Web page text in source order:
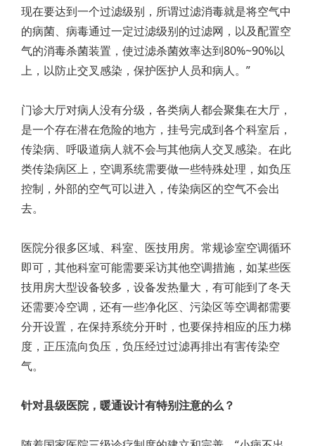
现在要达到一个过滤级别，所谓过滤消毒就是将空气中
的病菌、病毒通过一定过滤级别的过滤网，以及配置空
气的消毒杀菌装置，使过滤杀菌效率达到80%~90%以
上，以防止交叉感染，保护医护人员和病人。”
门诊大厅对病人没有分级，各类病人都会聚集在大厅，
是一个存在潜在危险的地方，挂号完成到各个科室后，
传染病、呼吸道病人就不会与其他病人交叉感染。在此
类传染病区上，空调系统需要做一些特殊处理，如负压
控制，外部的空气可以进入，传染病区的空气不会出
去。
医院分很多区域、科室、医技用房。常规诊室空调循环
即可，其他科室可能需要采访其他空调措施，如某些医
技用房大型设备较多，设备发热量大，有可能到了冬天
还需要冷空调，还有一些净化区、污染区等空调都需要
分开设置，在保持系统分开时，也要保持相应的压力梯
度，正压流向负压，负压经过过滤再排出有害传染空
气。
针对县级医院，暖通设计有特别注意的么？